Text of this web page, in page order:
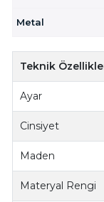
Metal
Teknik
Ayar
Cinsiyet
Maden
Materyal Rengi